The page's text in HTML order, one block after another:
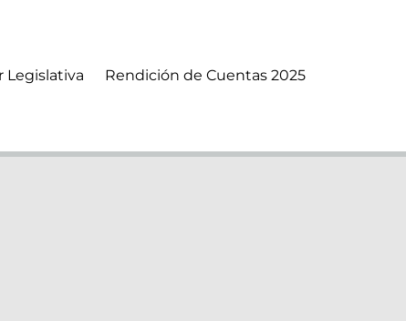
Legislativa Rendición de Cuentas 2025